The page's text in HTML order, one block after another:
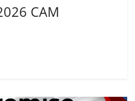
CAM